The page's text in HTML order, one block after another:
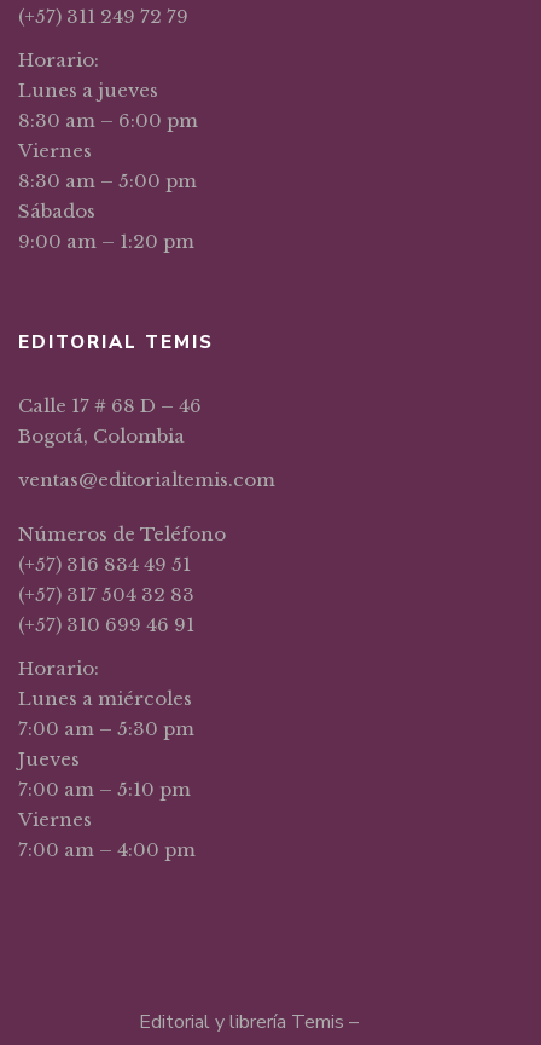
(+57) 311 249 72 79
Horario:
Lunes a jueves
8:30 am – 6:00 pm
Viernes
8:30 am – 5:00 pm
Sábados
9:00 am – 1:20 pm
EDITORIAL TEMIS
Calle 17 # 68 D – 46
Bogotá, Colombia
ventas@editorialtemis.com
Números de Teléfono
(+57) 316 834 49 51
(+57) 317 504 32 83
(+57) 310 699 46 91
Horario:
Lunes a miércoles
7:00 am – 5:30 pm
Jueves
7:00 am – 5:10 pm
Viernes
7:00 am – 4:00 pm
Editorial y librería Temis –